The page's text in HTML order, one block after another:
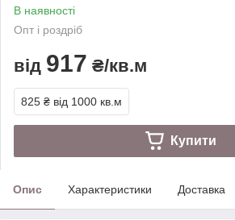
В наявності
Опт і роздріб
від 917 ₴/кв.м
825 ₴ від 1000 кв.м
Купити
Опис Характеристики Доставка